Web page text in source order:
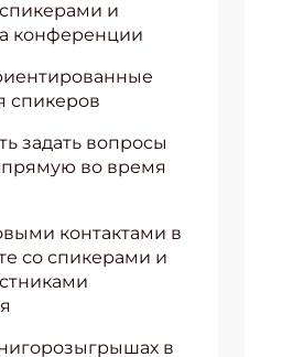
и
конференции
спикеров
задать вопросы
во время
контактами в
со спикерами и
в